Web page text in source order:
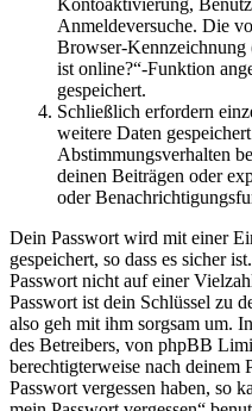
Anmeldeversuche. Die
Browser-
ist online?“-Funktion
gespeichert.
Schließlich erfordern
weitere Daten
Abstimmungsverhalten
deinen Beiträgen oder
oder
Dein Passwort wird mit einer
gespeichert, so dass es sicher
Passwort nicht auf einer
Passwort ist dein Schlüssel zu
also geh mit ihm sorgsam um.
des Betreibers, von phpBB
berechtigterweise nach deinem
Passwort vergessen haben, so